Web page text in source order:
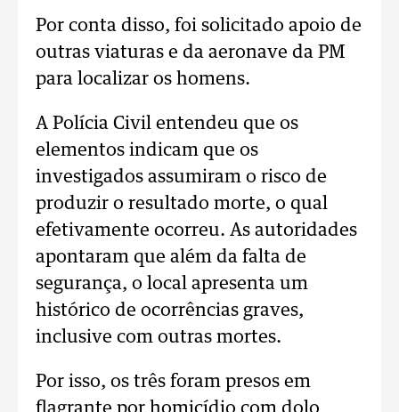
Por conta disso, foi solicitado apoio de
outras viaturas e da aeronave da PM
para localizar os homens.
A Polícia Civil entendeu que os
elementos indicam que os
investigados assumiram o risco de
produzir o resultado morte, o qual
efetivamente ocorreu. As autoridades
apontaram que além da falta de
segurança, o local apresenta um
histórico de ocorrências graves,
inclusive com outras mortes.
Por isso, os três foram presos em
flagrante por homicídio com dolo